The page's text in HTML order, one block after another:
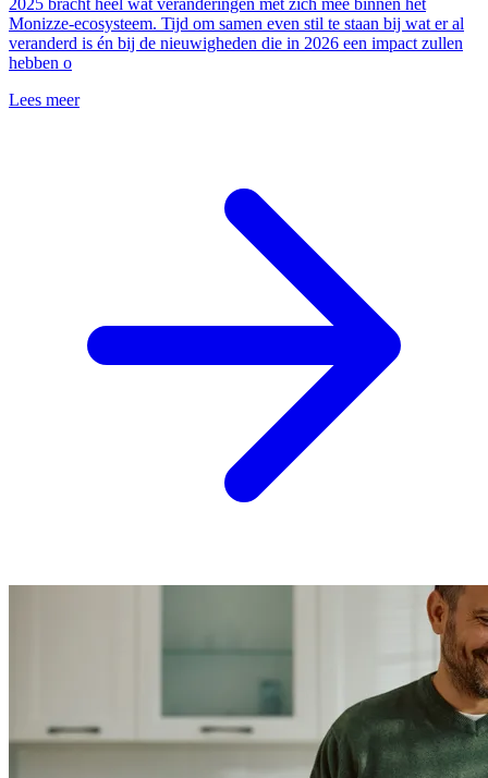
Monizze-ecosysteem. Tijd om samen even stil te staan bij wat er al
veranderd is én bij de nieuwigheden die in 2026 een impact zullen
hebben o
Lees meer